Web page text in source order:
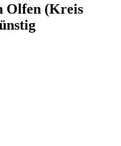
Olfen (Kreis